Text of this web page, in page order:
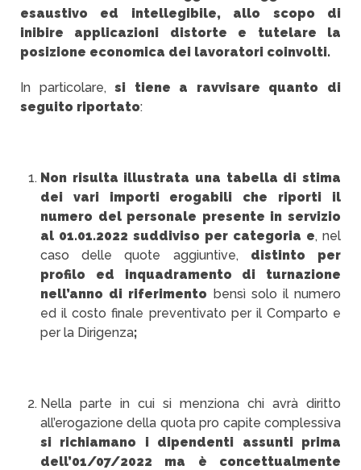
esaustivo ed intellegibile, allo scopo di
inibire applicazioni distorte e tutelare la
posizione economica dei lavoratori coinvolti.
In particolare,si tiene a ravvisare quanto di
seguito riportato:
Non risulta illustrata una tabella di stima
dei vari importi erogabili che riporti il
numero del personale presente in servizio
al 01.01.2022 suddiviso per categoria e, nel
caso delle quote aggiuntive, distinto per
profilo ed inquadramento di turnazione
nell’anno di riferimento bensì solo il numero
ed il costo finale preventivato per il Comparto e
per la Dirigenza;
Nella parte in cui si menziona chi avrà diritto
all’erogazione della quota pro capite complessiva
si richiamano i dipendenti assunti prima
dell’01/07/2022 ma è concettualmente